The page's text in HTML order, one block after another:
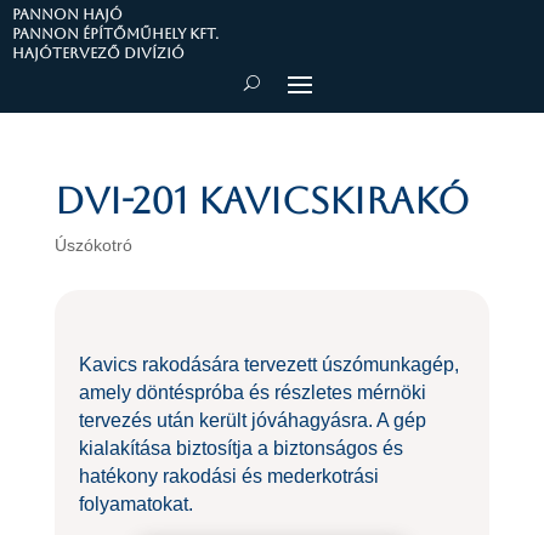
PANNON HAJÓ
Pannon Építőműhely Kft.
Hajótervező divízió
DVI-201 kavicskirakó
Úszókotró
Kavics rakodására tervezett úszómunkagép,
amely döntéspróba és részletes mérnöki
tervezés után került jóváhagyásra. A gép
kialakítása biztosítja a biztonságos és
hatékony rakodási és mederkotrási
folyamatokat.